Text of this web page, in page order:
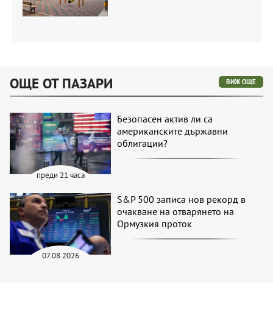
ОЩЕ ОТ ПАЗАРИ ВИЖ ОЩЕ
преди 21 часа
Безопасен актив ли са
американските държавни
облигации?
07.08.2026
S&P 500 записа нов рекорд в
очакване на отварянето на
Ормузкия проток